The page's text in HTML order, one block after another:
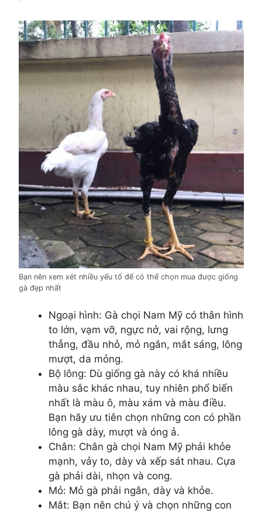
Bạn nên xem xét nhiều yếu tố để có thể chọn mua được giống
gà đẹp nhất
Ngoại hình: Gà chọi Nam Mỹ có thân hình
to lớn, vạm vỡ, ngực nở, vai rộng, lưng
thẳng, đầu nhỏ, mỏ ngắn, mắt sáng, lông
mượt, da mỏng.
Bộ lông: Dù giống gà này có khá nhiều
màu sắc khác nhau, tuy nhiên phổ biến
nhất là màu ô, màu xám và màu điều.
Bạn hãy ưu tiên chọn những con có phần
lông gà dày, mượt và óng ả.
Chân: Chân gà chọi Nam Mỹ phải khỏe
mạnh, vảy to, dày và xếp sát nhau. Cựa
gà phải dài, nhọn và cong.
Mỏ: Mỏ gà phải ngắn, dày và khỏe.
Mắt: Bạn nên chú ý và chọn những con